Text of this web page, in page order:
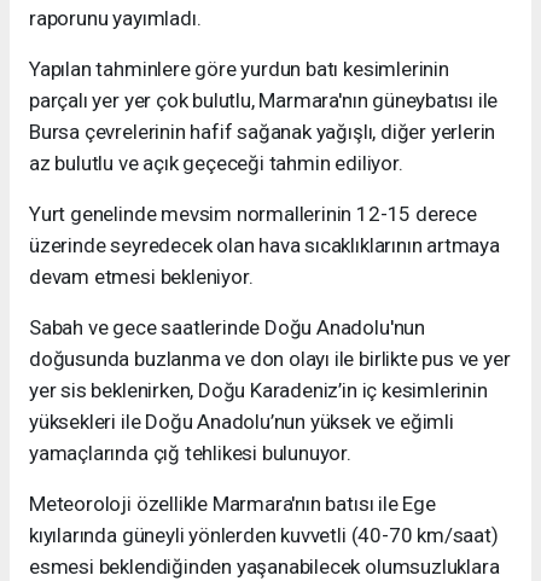
raporunu yayımladı.
Yapılan tahminlere göre yurdun batı kesimlerinin
parçalı yer yer çok bulutlu, Marmara'nın güneybatısı ile
Bursa çevrelerinin hafif sağanak yağışlı, diğer yerlerin
az bulutlu ve açık geçeceği tahmin ediliyor.
Yurt genelinde mevsim normallerinin 12-15 derece
üzerinde seyredecek olan hava sıcaklıklarının artmaya
devam etmesi bekleniyor.
Sabah ve gece saatlerinde Doğu Anadolu'nun
doğusunda buzlanma ve don olayı ile birlikte pus ve yer
yer sis beklenirken, Doğu Karadeniz’in iç kesimlerinin
yüksekleri ile Doğu Anadolu’nun yüksek ve eğimli
yamaçlarında çığ tehlikesi bulunuyor.
Meteoroloji özellikle Marmara'nın batısı ile Ege
kıyılarında güneyli yönlerden kuvvetli (40-70 km/saat)
esmesi beklendiğinden yaşanabilecek olumsuzluklara